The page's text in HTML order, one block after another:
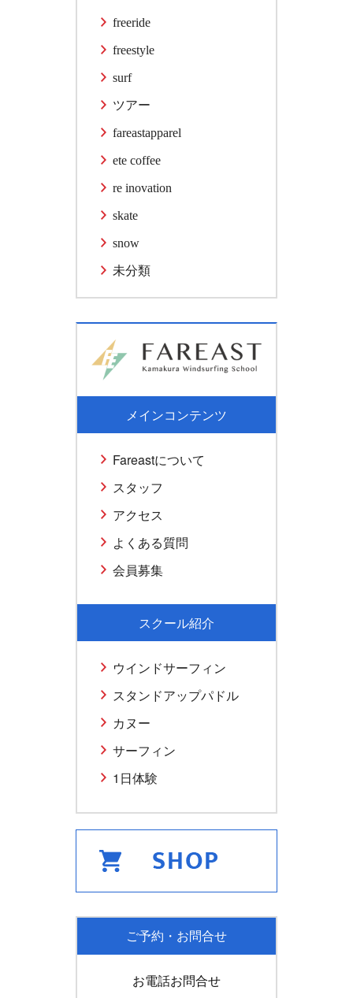
freeride
freestyle
surf
ツアー
fareastapparel
ete coffee
re inovation
skate
snow
未分類
メインコンテンツ
Fareastについて
スタッフ
アクセス
よくある質問
会員募集
スクール紹介
ウインドサーフィン
スタンドアップパドル
カヌー
サーフィン
1日体験
ご予約・お問合せ
お電話お問合せ